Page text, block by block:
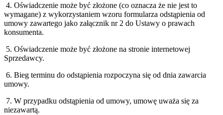
4. Oświadczenie może być złożone (co oznacza że nie jest to
wymagane) z wykorzystaniem wzoru formularza odstąpienia od
umowy zawartego jako załącznik nr 2 do Ustawy o prawach
konsumenta.
5. Oświadczenie może być złożone na stronie internetowej
Sprzedawcy.
6. Bieg terminu do odstąpienia rozpoczyna się od dnia zawarcia
umowy.
7. W przypadku odstąpienia od umowy, umowę uważa się za
niezawartą.